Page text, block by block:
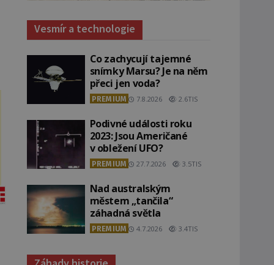
Vesmír a technologie
Co zachycují tajemné
snímky Marsu? Je na něm
přeci jen voda?
PREMIUM 7.8.2026 2.6TIS
Podivné události roku
2023: Jsou Američané
v obležení UFO?
PREMIUM 27.7.2026 3.5TIS
Nad australským
městem „tančila“
záhadná světla
PREMIUM 4.7.2026 3.4TIS